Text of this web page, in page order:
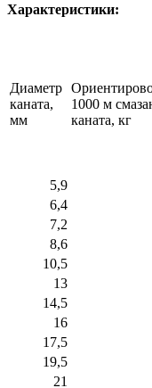
Характеристики:
Диаметр
каната,
мм
1000 м
каната, кг
5,9
6,4
7,2
8,6
10,5
13
14,5
16
17,5
19,5
21